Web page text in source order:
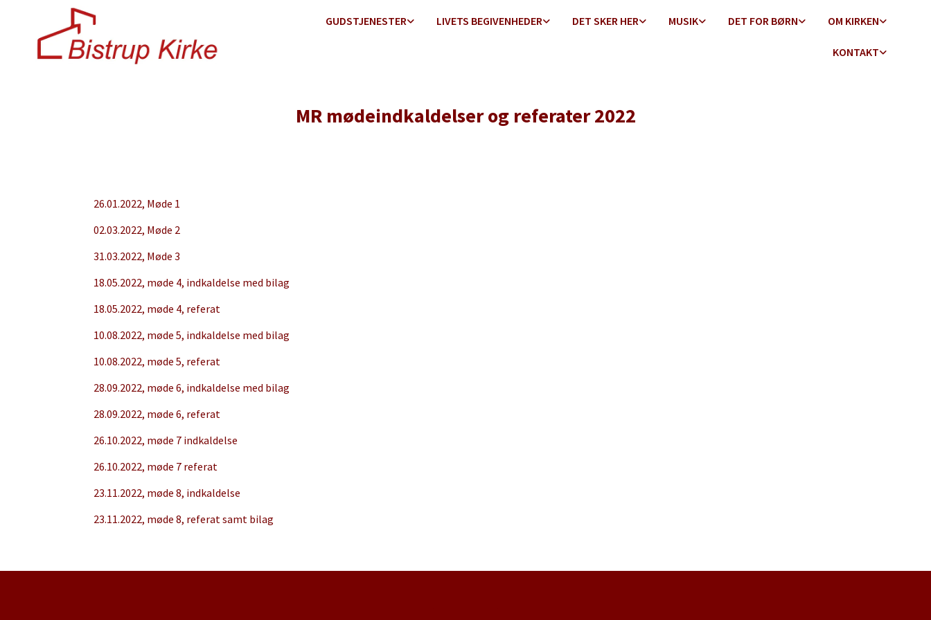
GUDSTJENESTER LIVETS BEGIVENHEDER DET SKER HER MUSIK DET FOR BØRN OM KIRKEN
KONTAKT
MR mødeindkaldelser og referater 2022
26.01.2022, Møde 1
02.03.2022, Møde 2
31.03.2022, Møde 3
18.05.2022, møde 4, indkaldelse med bilag
18.05.2022, møde 4, referat
10.08.2022, møde 5, indkaldelse med bilag
10.08.2022, møde 5, referat
28.09.2022, møde 6, indkaldelse med bilag
28.09.2022, møde 6, referat
26.10.2022, møde 7 indkaldelse
26.10.2022, møde 7 referat
23.11.2022, møde 8, indkaldelse
23.11.2022, møde 8, referat samt bilag